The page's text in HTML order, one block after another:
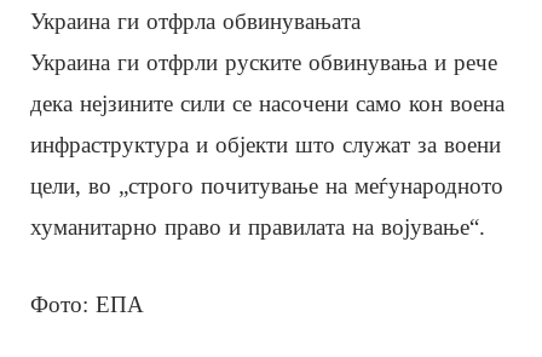
Украина ги отфрла обвинувањата
Украина ги отфрли руските обвинувања и рече
дека нејзините сили се насочени само кон воена
инфраструктура и објекти што служат за воени
цели, во „строго почитување на меѓународното
хуманитарно право и правилата на војување“.
Фото: ЕПА